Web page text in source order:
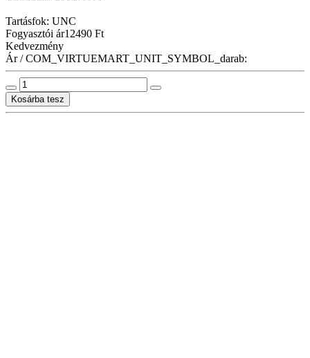
Tartásfok: UNC
Fogyasztói ár12490 Ft
Kedvezmény
Ár / COM_VIRTUEMART_UNIT_SYMBOL_darab: